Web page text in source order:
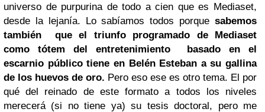
universo de purpurina de todo a cien que es Mediaset,
desde la lejanía. Lo sabíamos todos porque sabemos
también que el triunfo programado de Mediaset
como tótem del entretenimiento basado en el
escarnio público tiene en Belén Esteban a su gallina
de los huevos de oro. Pero eso ese es otro tema. El por
qué del reinado de este formato a todos los niveles
merecerá (si no tiene ya) su tesis doctoral, pero me